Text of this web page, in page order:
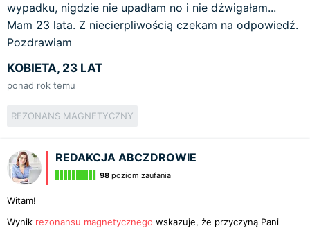
wypadku, nigdzie nie upadłam no i nie dźwigałam...
Mam 23 lata. Z niecierpliwością czekam na odpowiedź.
Pozdrawiam
KOBIETA, 23 LAT
ponad rok temu
REZONANS MAGNETYCZNY
REDAKCJA ABCZDROWIE
98 poziom zaufania
Witam!
Wynik rezonansu magnetycznego wskazuje, że przyczyną Pani